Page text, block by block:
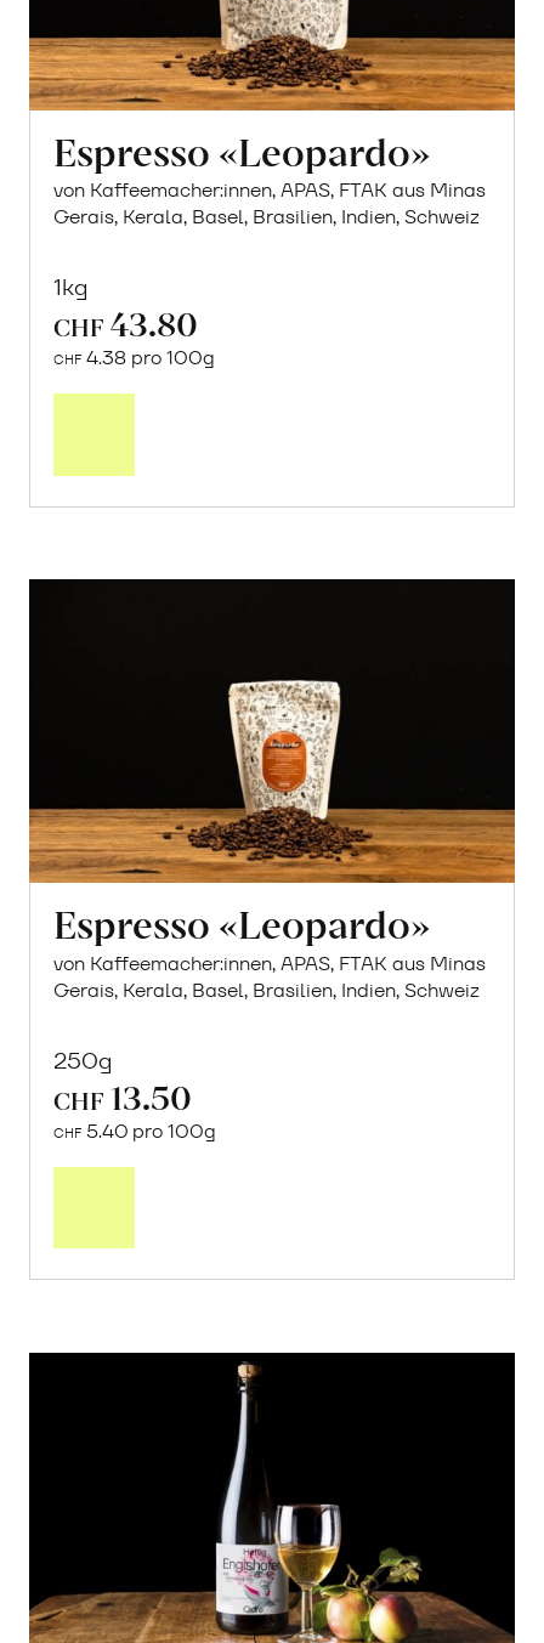
Espresso «Leopardo»
von Kaffeemacher:innen, APAS, FTAK aus Minas
Gerais, Kerala, Basel, Brasilien, Indien, Schweiz
1kg
CHF 43.80
CHF 4.38 pro 100g
Espresso «Leopardo»
von Kaffeemacher:innen, APAS, FTAK aus Minas
Gerais, Kerala, Basel, Brasilien, Indien, Schweiz
250g
CHF 13.50
CHF 5.40 pro 100g